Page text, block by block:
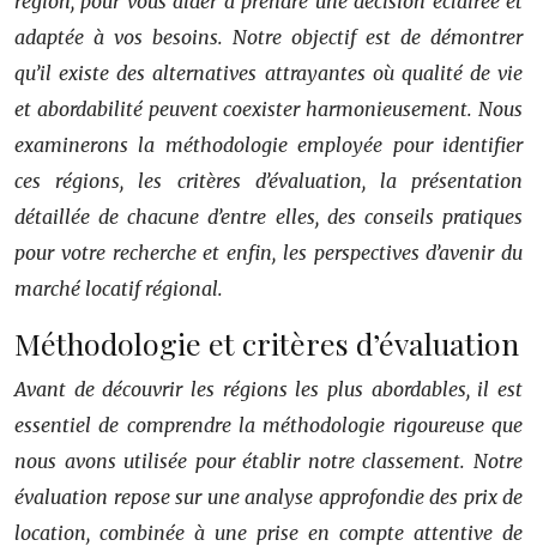
adaptée à vos besoins. Notre objectif est de démontrer
qu’il existe des alternatives attrayantes où qualité de vie
et abordabilité peuvent coexister harmonieusement. Nous
examinerons la méthodologie employée pour identifier
ces régions, les critères d’évaluation, la présentation
détaillée de chacune d’entre elles, des conseils pratiques
pour votre recherche et enfin, les perspectives d’avenir du
marché locatif régional.
Méthodologie et critères d’évaluation
Avant de découvrir les régions les plus abordables, il est
essentiel de comprendre la méthodologie rigoureuse que
nous avons utilisée pour établir notre classement. Notre
évaluation repose sur une analyse approfondie des prix de
location, combinée à une prise en compte attentive de